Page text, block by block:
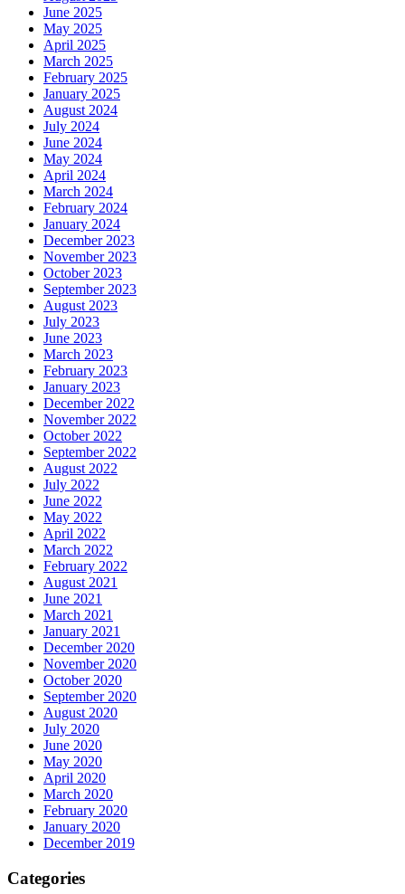
June 2025
May 2025
April 2025
March 2025
February 2025
January 2025
August 2024
July 2024
June 2024
May 2024
April 2024
March 2024
February 2024
January 2024
December 2023
November 2023
October 2023
September 2023
August 2023
July 2023
June 2023
March 2023
February 2023
January 2023
December 2022
November 2022
October 2022
September 2022
August 2022
July 2022
June 2022
May 2022
April 2022
March 2022
February 2022
August 2021
June 2021
March 2021
January 2021
December 2020
November 2020
October 2020
September 2020
August 2020
July 2020
June 2020
May 2020
April 2020
March 2020
February 2020
January 2020
December 2019
Categories